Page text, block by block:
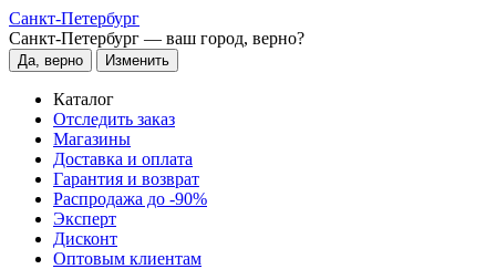
Санкт-Петербург
Санкт-Петербург — ваш город, верно?
Да, верно Изменить
Каталог
Отследить заказ
Магазины
Доставка и оплата
Гарантия и возврат
Распродажа до -90%
Эксперт
Дисконт
Оптовым клиентам